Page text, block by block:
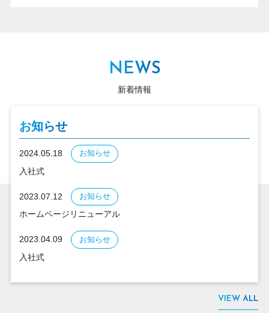
NEWS
新着情報
お知らせ
2024.05.18 お知らせ
入社式
2023.07.12 お知らせ
ホームページリニューアル
2023.04.09 お知らせ
入社式
VIEW ALL